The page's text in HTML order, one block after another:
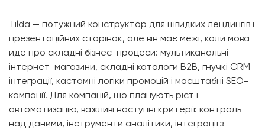
Tilda — потужний конструктор для швидких лендингів і
презентаційних сторінок, але він має межі, коли мова
йде про складні бізнес-процеси: мультиканальні
інтернет-магазини, складні каталоги B2B, гнучкі CRM-
інтеграції, кастомні логіки промоцій і масштабні SEO-
кампанії. Для компаній, що планують ріст і
автоматизацію, важливі наступні критерії: контроль
над даними, інструменти аналітики, інтеграції з